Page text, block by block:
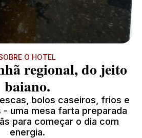
O HOTEL
regional, do jeito
baiano.
bolos caseiros, frios e
- uma mesa farta preparada
para começar o dia com
energia.